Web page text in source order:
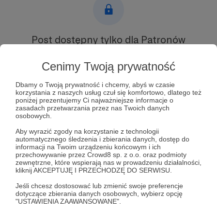
Cenimy Twoją prywatność
Dbamy o Twoją prywatność i chcemy, abyś w czasie
korzystania z naszych usług czuł się komfortowo, dlatego też
poniżej prezentujemy Ci najważniejsze informacje o
zasadach przetwarzania przez nas Twoich danych
osobowych.
Aby wyrazić zgody na korzystanie z technologii
automatycznego śledzenia i zbierania danych, dostęp do
informacji na Twoim urządzeniu końcowym i ich
przechowywanie przez Crowd8 sp. z o.o. oraz podmioty
zewnętrzne, które wspierają nas w prowadzeniu działalności,
kliknij AKCEPTUJĘ I PRZECHODZĘ DO SERWISU.
Jeśli chcesz dostosować lub zmienić swoje preferencje
dotyczące zbierania danych osobowych, wybierz opcję
"USTAWIENIA ZAAWANSOWANE".
Post dostępny tylko dla Patronów
Zostań Patronem
Zaloguj się
remont domu
Udostępnij